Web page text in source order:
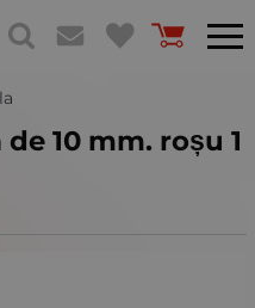
10 mm. roșu 1